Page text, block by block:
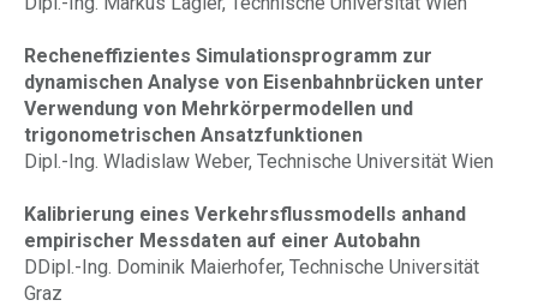
Recheneffizientes Simulationsprogramm zur
dynamischen Analyse von Eisenbahnbrücken unter
Verwendung von Mehrkörpermodellen und
trigonometrischen Ansatzfunktionen
Dipl.-Ing. Wladislaw Weber, Technische Universität Wien
Kalibrierung eines Verkehrsflussmodells anhand
empirischer Messdaten auf einer Autobahn
DDipl.-Ing. Dominik Maierhofer, Technische Universität
Graz